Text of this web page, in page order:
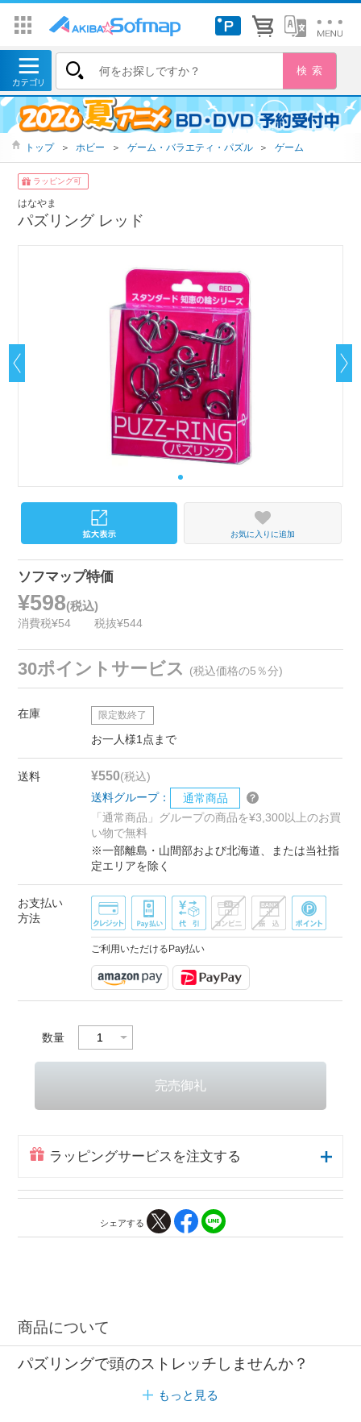
トップ ＞ ホビー ＞ ゲーム・バラエティ・パズル ＞ ゲーム
ラッピング可
はなやま
パズリング レッド
お気に入りに追加
ソフマップ特価
¥598(税込)
消費税¥54 税抜¥544
30ポイントサービス (税込価格の5％分)
在庫 限定数終了
お一人様1点まで
送料 ¥550(税込)
送料グループ：
通常商品
「通常商品」グループの商品を¥3,300以上のお買
い物で無料
※一部離島・山間部および北海道、または当社指
定エリアを除く
お支払い
方法
ご利用いただけるPay払い
数量
ラッピングサービスを注文する
シェアする
商品について
パズリングで頭のストレッチしませんか？
もっと見る